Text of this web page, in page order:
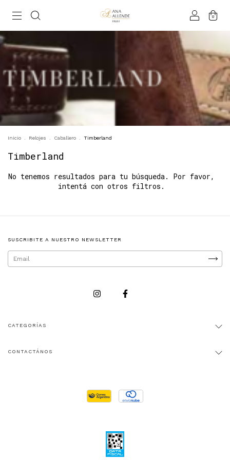
0
Inicio Relojes Caballero Timberland
Timberland
No tenemos resultados para tu búsqueda. Por favor,
intentá con otros filtros.
SUSCRIBITE A NUESTRO NEWSLETTER
CATEGORÍAS
CONTACTÁNOS